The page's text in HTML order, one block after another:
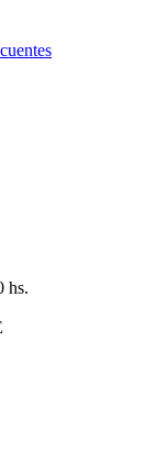
hs.